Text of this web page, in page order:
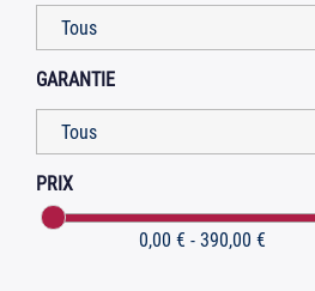
GARANTIE
PRIX
0,00 € - 390,00 €